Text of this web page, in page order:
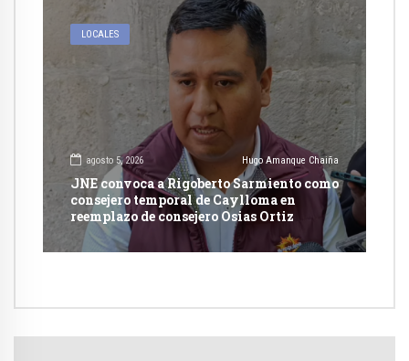
LOCALES
agosto 5, 2026 Hugo Amanque Chaiña
JNE convoca a Rigoberto Sarmiento como
consejero temporal de Caylloma en
reemplazo de consejero Osias Ortiz